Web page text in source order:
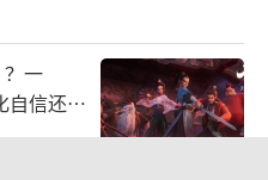
一
信还是